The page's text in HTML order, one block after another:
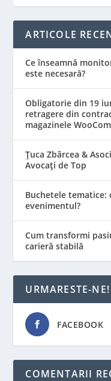
ARTICOLE
Ce înseamnă
este necesară?
Obligatorie din 19
retragere din
magazinele
Țuca Zbârcea &
Avocați de Top
Buchetele
evenimentul?
Cum transformi
carieră stabilă
URMARESTE-NE!
FACEBOOK
COMENTARII